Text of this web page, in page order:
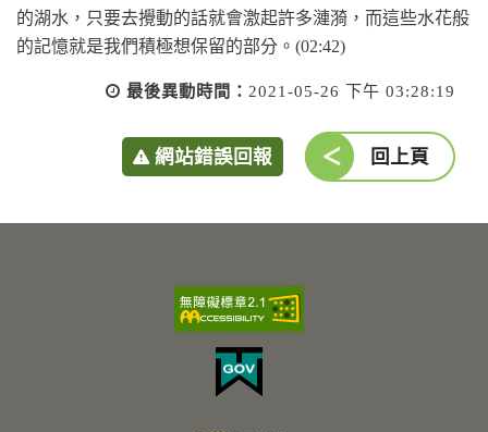
(另
開
窗)
的湖水，只要去攪動的話就會激起許多漣漪，而這些水花般
的記憶就是我們積極想保留的部分。(02:42)
最後異動時間： 2021-05-26 下午 03:28:19
網站錯誤回報 回上頁